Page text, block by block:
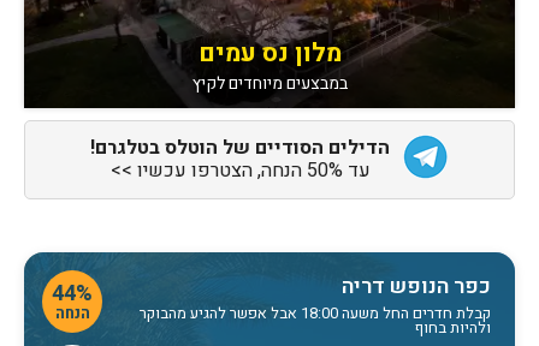
מלון נס עמים
במבצעים מיוחדים לקיץ
הדילים הסודיים של הוטלס בטלגרם!
עד 50% הנחה, הצטרפו עכשיו >>
44%
הנחה
כפר הנופש דריה
קבלת חדרים החל משעה 18:00 אבל אפשר להגיע מהבוקר
ולהיות בחוף